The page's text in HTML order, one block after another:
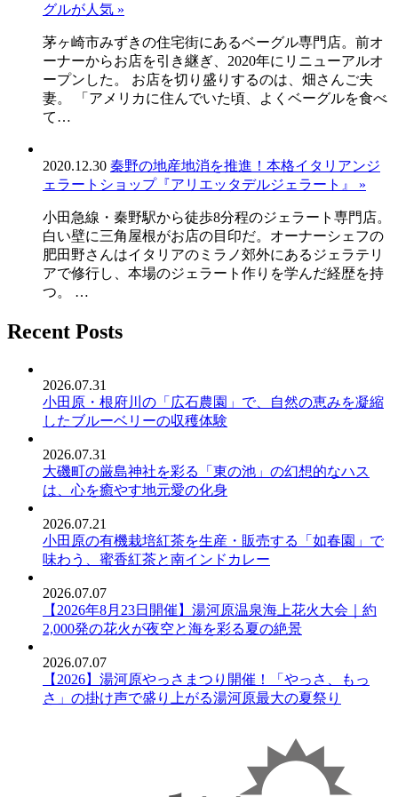
グルが人気 »
茅ヶ崎市みずきの住宅街にあるベーグル専門店。前オ
ーナーからお店を引き継ぎ、2020年にリニューアルオ
ープンした。 お店を切り盛りするのは、畑さんご夫
妻。 「アメリカに住んでいた頃、よくベーグルを食べ
て…
2020.12.30 秦野の地産地消を推進！本格イタリアンジ
ェラートショップ『アリエッタデルジェラート』 »
小田急線・秦野駅から徒歩8分程のジェラート専門店。
白い壁に三角屋根がお店の目印だ。オーナーシェフの
肥田野さんはイタリアのミラノ郊外にあるジェラテリ
アで修行し、本場のジェラート作りを学んだ経歴を持
つ。 …
Recent Posts
2026.07.31
小田原・根府川の「広石農園」で、自然の恵みを凝縮
したブルーベリーの収穫体験
2026.07.31
大磯町の厳島神社を彩る「東の池」の幻想的なハス
は、心を癒やす地元愛の化身
2026.07.21
小田原の有機栽培紅茶を生産・販売する「如春園」で
味わう、蜜香紅茶と南インドカレー
2026.07.07
【2026年8月23日開催】湯河原温泉海上花火大会｜約
2,000発の花火が夜空と海を彩る夏の絶景
2026.07.07
【2026】湯河原やっさまつり開催！「やっさ、もっ
さ」の掛け声で盛り上がる湯河原最大の夏祭り